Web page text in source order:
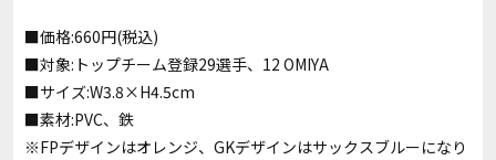
■価格:660円(税込)
■対象:トップチーム登録29選手、12 OMIYA
■サイズ:W3.8×H4.5cm
■素材:PVC、鉄
※FPデザインはオレンジ、GKデザインはサックスブルーになり